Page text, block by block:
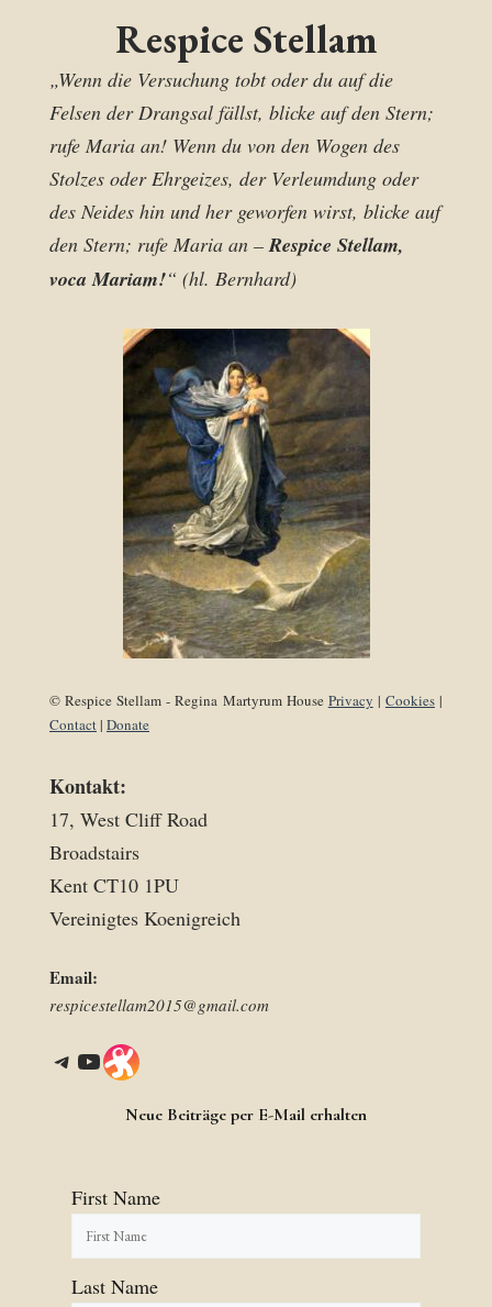
Respice Stellam
„Wenn die Versuchung tobt oder du auf die
Felsen der Drangsal fällst, blicke auf den Stern;
rufe Maria an! Wenn du von den Wogen des
Stolzes oder Ehrgeizes, der Verleumdung oder
des Neides hin und her geworfen wirst, blicke auf
den Stern; rufe Maria an –Respice Stellam,
voca Mariam!“ (hl. Bernhard)
© Respice Stellam - Regina Martyrum House Privacy | Cookies|
Contact| Donate
Kontakt:
17, West Cliff Road
Broadstairs
Kent CT10 1PU
Vereinigtes Koenigreich
Email:
respicestellam2015@gmail.com
Telegram YouTube Link
Neue Beiträge per E-Mail erhalten
First Name
Last Name